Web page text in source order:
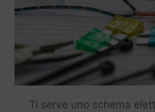
Ti serve uno schema